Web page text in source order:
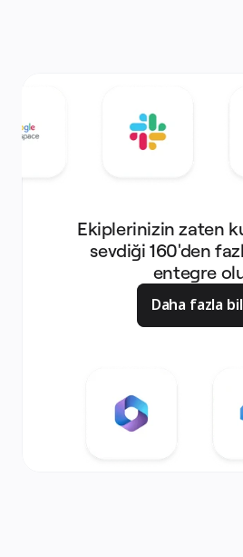
Ekiplerinizin zaten
sevdiği 160'den
entegre
Daha fazla